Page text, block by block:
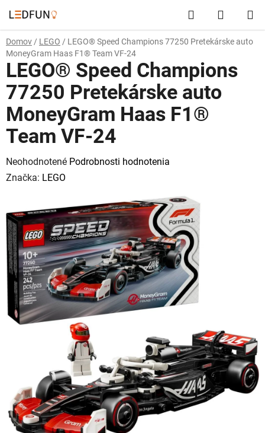
na
obsah
Hľadať
KOŠÍK
Domov / LEGO / LEGO® Speed Champions 77250 Pretekárske auto
MoneyGram Haas F1® Team VF-24
LEGO® Speed Champions
77250 Pretekárske auto
MoneyGram Haas F1®
Team VF-24
Priemerné
hodnotenie
0,0
z
5
hviezdičiek.
Neohodnotené Podrobnosti hodnotenia
Značka: LEGO